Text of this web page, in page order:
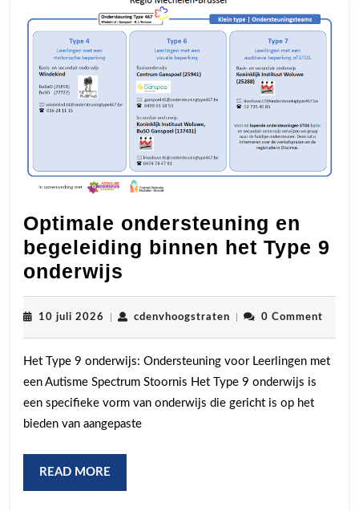
Optimale ondersteuning en
begeleiding binnen het Type 9
onderwijs
ondersteuning
en
begeleiding
binnen
het
Type
10 juli 2026 cdenvhoogstratencdenvhoogstraten
0 Comment
Het Type 9 onderwijs: Ondersteuning voor Leerlingen met
een Autisme Spectrum Stoornis Het Type 9 onderwijs is
een specifieke vorm van onderwijs die gericht is op het
bieden van aangepaste
READ MORE
MORE